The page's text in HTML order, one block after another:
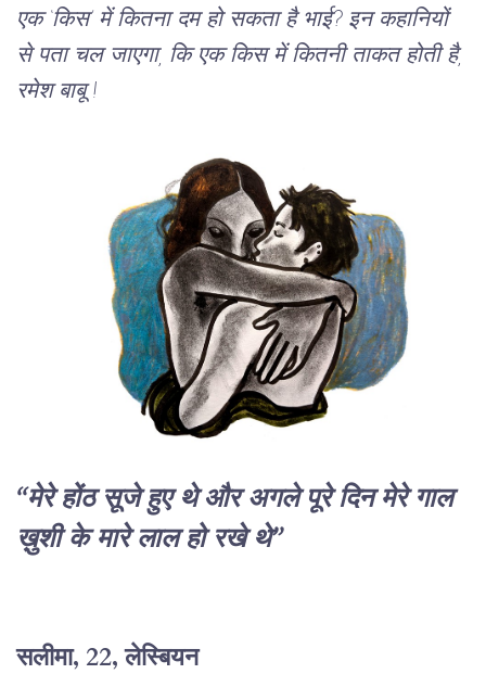
एक ‘किस’ में कितना दम हो सकता है भाई? इन कहानियों
से पता चल जाएगा, कि एक किस में कितनी ताकत होती है,
रमेश बाबू !
“मेरे होंठ सूजे हुए थे और अगले पूरे दिन मेरे गाल
ख़ुशी के मारे लाल हो रखे थे”
सलीमा, 22, लेस्बियन